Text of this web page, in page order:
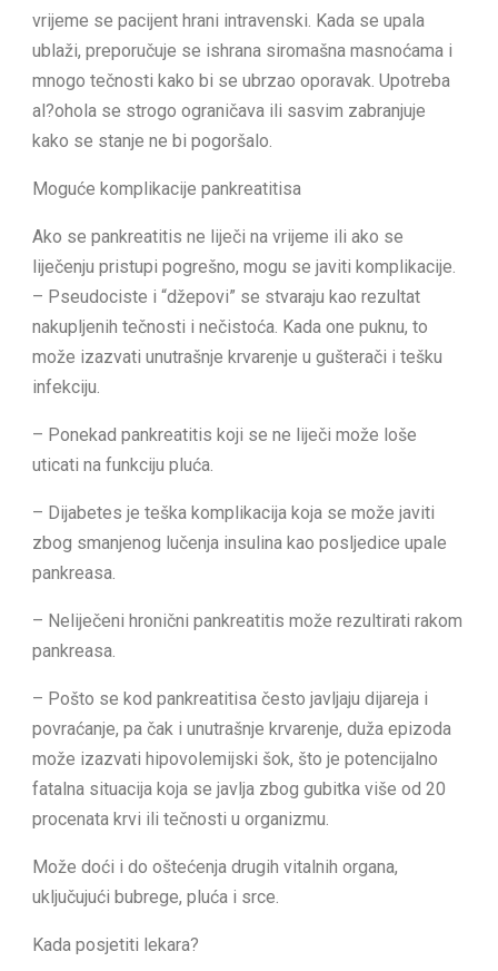
vrijeme se pacijent hrani intravenski. Kada se upala
ublaži, preporučuje se ishrana siromašna masnoćama i
mnogo tečnosti kako bi se ubrzao oporavak. Upotreba
al?ohola se strogo ograničava ili sasvim zabranjuje
kako se stanje ne bi pogoršalo.
Moguće komplikacije pankreatitisa
Ako se pankreatitis ne liječi na vrijeme ili ako se
liječenju pristupi pogrešno, mogu se javiti komplikacije.
– Pseudociste i “džepovi” se stvaraju kao rezultat
nakupljenih tečnosti i nečistoća. Kada one puknu, to
može izazvati unutrašnje krvarenje u gušterači i tešku
infekciju.
– Ponekad pankreatitis koji se ne liječi može loše
uticati na funkciju pluća.
– Dijabetes je teška komplikacija koja se može javiti
zbog smanjenog lučenja insulina kao posljedice upale
pankreasa.
– Neliječeni hronični pankreatitis može rezultirati rakom
pankreasa.
– Pošto se kod pankreatitisa često javljaju dijareja i
povraćanje, pa čak i unutrašnje krvarenje, duža epizoda
može izazvati hipovolemijski šok, što je potencijalno
fatalna situacija koja se javlja zbog gubitka više od 20
procenata krvi ili tečnosti u organizmu.
Može doći i do oštećenja drugih vitalnih organa,
uključujući bubrege, pluća i srce.
Kada posjetiti lekara?